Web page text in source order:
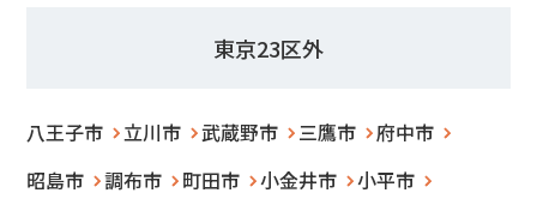
東京23区外
八王子市 立川市 武蔵野市 三鷹市
府中市
昭島市
調布市 町田市 小金井市
小平市